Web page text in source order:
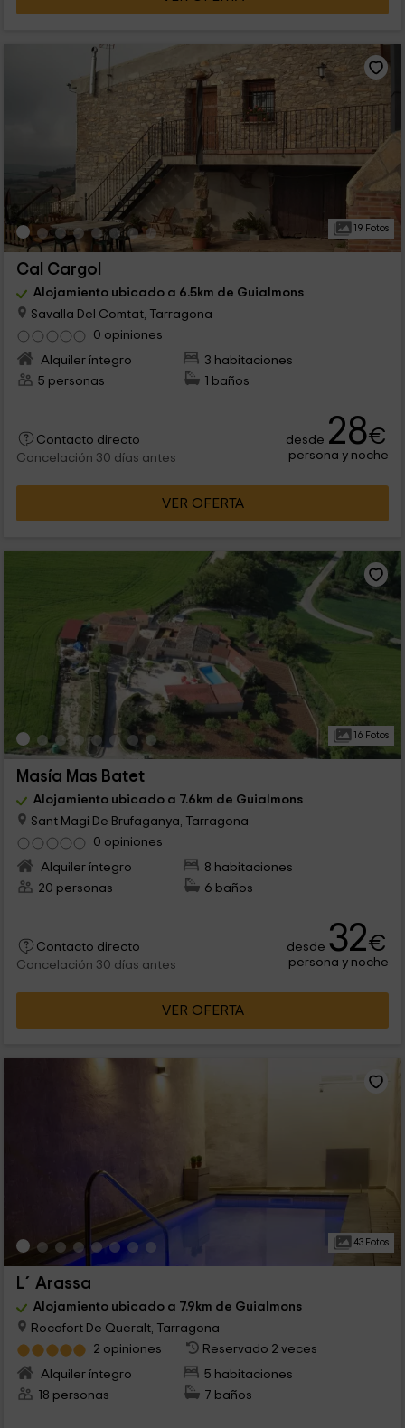
19 Fotos
Cal Cargol
Alojamiento ubicado a 6.5km de Guialmons
Savalla Del Comtat, Tarragona
0 opiniones
Alquiler íntegro
3 habitaciones
5 personas
1 baños
Contacto directo
Cancelación 30 días antes
desde 28€
persona y noche
VER OFERTA
16 Fotos
Masía Mas Batet
Alojamiento ubicado a 7.6km de Guialmons
Sant Magi De Brufaganya, Tarragona
0 opiniones
Alquiler íntegro
8 habitaciones
20 personas
6 baños
Contacto directo
Cancelación 30 días antes
desde 32€
persona y noche
VER OFERTA
43 Fotos
L´Arassa
Alojamiento ubicado a 7.9km de Guialmons
Rocafort De Queralt, Tarragona
2 opiniones
Reservado 2 veces
Alquiler íntegro
5 habitaciones
18 personas
7 baños